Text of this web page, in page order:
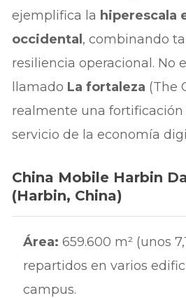
ejemplifica la hiperescala
occidental , combinando
resiliencia operacional. No
llamado La fortaleza (The
realmente una fortificación
servicio de la economía
China Mobile Harbin
(Harbin, China)
Área: 659.600 m² (unos
repartidos en varios
campus.